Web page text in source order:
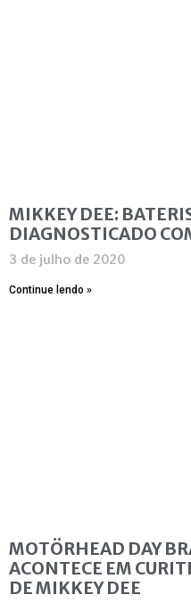
MIKKEY DEE:
DIAGNOSTICADO
3 de julho de 2020
Continue lendo »
MOTÖRHEAD DAY
ACONTECE EM
DE MIKKEY DEE